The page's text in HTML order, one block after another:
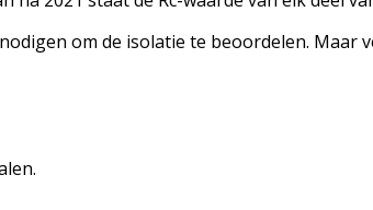
om de isolatie te beoordelen. Maar